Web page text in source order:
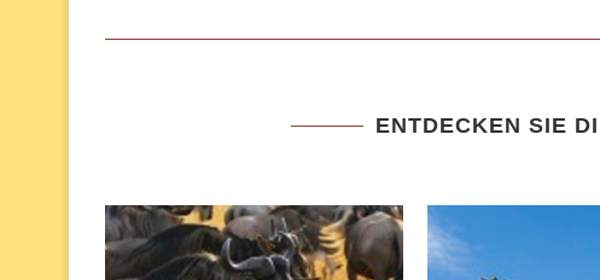
ENTDECKEN SIE